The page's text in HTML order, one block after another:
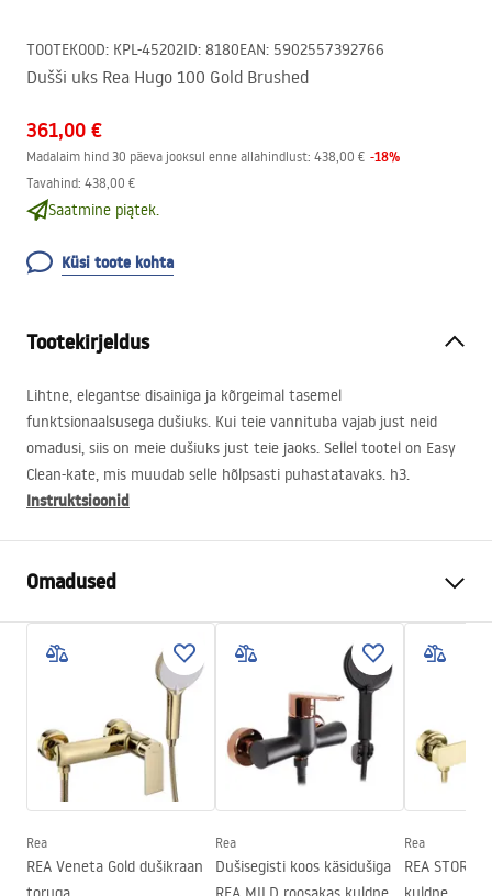
TOOTEKOOD: KPL-45202ID: 8180EAN: 5902557392766
Dušši uks Rea Hugo 100 Gold Brushed
361,00 €
Madalaim hind 30 päeva jooksul enne allahindlust: 438,00 € -18%
Tavahind: 438,00 €
Saatmine piątek.
Küsi toote kohta
Tootekirjeldus
Lihtne, elegantse disainiga ja kõrgeimal tasemel
funktsionaalsusega dušiuks. Kui teie vannituba vajab just neid
omadusi, siis on meie dušiuks just teie jaoks. Sellel tootel on Easy
Clean-kate, mis muudab selle hõlpsasti puhastatavaks. h3.
Instruktsioonid
Omadused
Ukse avamise meetod
Universaalne
Klaasi paksus
6 mm
Duši ukse kõrgus
cm
Sissepääsu laius
60 cm
Profiili materjal
Käepideme materjal
Alumiinium
Rea
REA Veneta Gold dušikraan
Rea
Dušisegisti koos käsidušiga
Rea
REA STORM